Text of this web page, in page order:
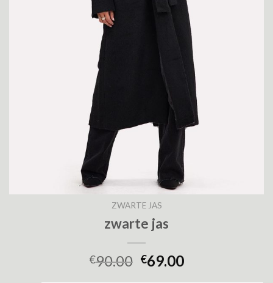
ZWARTE JAS
zwarte jas
€90.00 €69.00